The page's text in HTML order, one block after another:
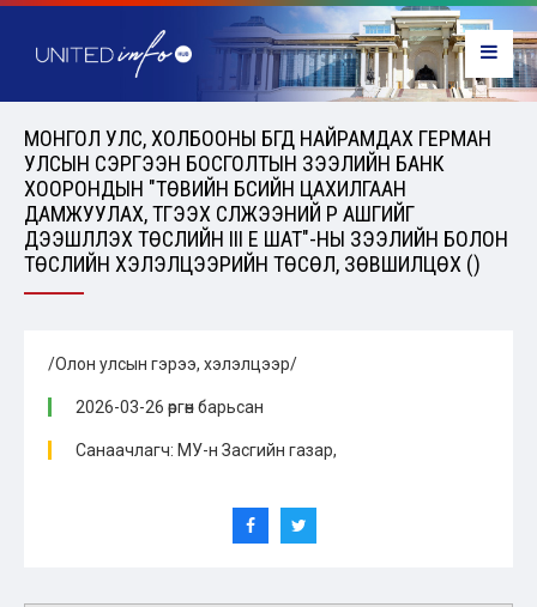
МОНГОЛ УЛС, ХОЛБООНЫ БҮГД НАЙРАМДАХ ГЕРМАН
УЛСЫН СЭРГЭЭН БОСГОЛТЫН ЗЭЭЛИЙН БАНК
ХООРОНДЫН "ТӨВИЙН БҮСИЙН ЦАХИЛГААН
ДАМЖУУЛАХ, ТҮГЭЭХ СҮЛЖЭЭНИЙ ҮР АШГИЙГ
ДЭЭШЛҮҮЛЭХ ТӨСЛИЙН III ҮЕ ШАТ"-НЫ ЗЭЭЛИЙН БОЛОН
ТӨСЛИЙН ХЭЛЭЛЦЭЭРИЙН ТӨСӨЛ, ЗӨВШИЛЦӨХ ()
/Олон улсын гэрээ, хэлэлцээр/
2026-03-26 өргөн барьсан
Санаачлагч: МУ-н Засгийн газар,